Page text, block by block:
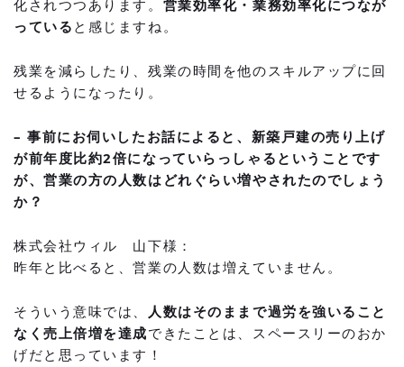
化されつつあります。 営業効率化・業務効率化につなが
っている と感じますね。
残業を減らしたり、残業の時間を他のスキルアップに回
せるようになったり。
– 事前にお伺いしたお話によると、新築戸建の売り上げ
が前年度比約2倍になっていらっしゃるということです
が、営業の方の人数はどれぐらい増やされたのでしょう
か？
株式会社ウィル 山下様：
昨年と比べると、営業の人数は増えていません。
そういう意味では、 人数はそのままで過労を強いること
なく売上倍増を達成できたことは、スペースリーのおか
げだと思っています！